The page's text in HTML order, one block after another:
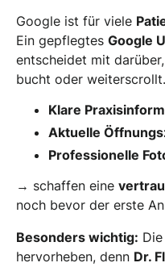
Google ist für viele
Ein gepflegtes Google
entscheidet mit
bucht oder weiterscrollt.
Klare
Aktuelle
Professionelle
→ schaffen eine
noch bevor der erste
Besonders wichtig: Die
hervorheben, denn Dr.